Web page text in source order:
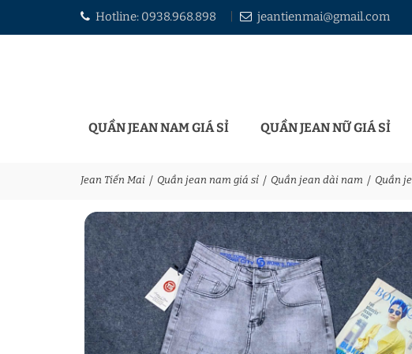
Hotline: 0938.968.898 jeantienmai@gmail.com
QUẦN JEAN NAM GIÁ SỈ QUẦN JEAN NỮ GIÁ SỈ
Jean Tiến Mai Quần jean nam giá sỉ Quần jean dài nam Quần